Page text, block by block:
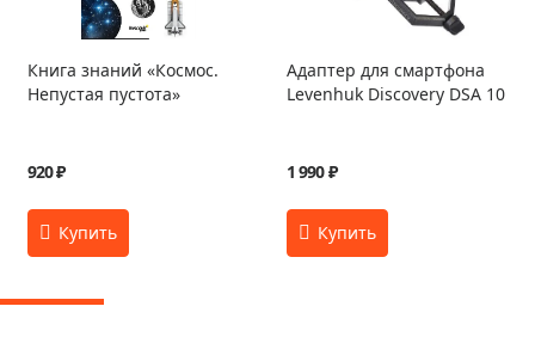
Книга знаний «Космос.
Непустая пустота»
920 ₽
Адаптер для смартфона
Levenhuk Discovery DSA 10
1 990 ₽